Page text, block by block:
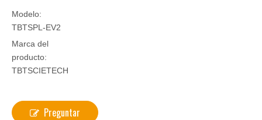
Modelo:
TBTSPL-EV2
Marca del
producto:
TBTSCIETECH
Preguntar